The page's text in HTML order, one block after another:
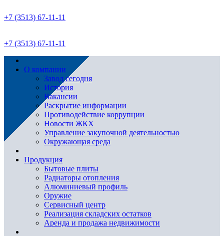
+7 (3513) 67-11-11
+7 (3513) 67-11-11
О компании
Завод сегодня
История
Вакансии
Раскрытие информации
Противодействие коррупции
Новости ЖКХ
Управление закупочной деятельностью
Окружающая среда
Продукция
Бытовые плиты
Радиаторы отопления
Алюминиевый профиль
Оружие
Сервисный центр
Реализация складских остатков
Аренда и продажа недвижимости